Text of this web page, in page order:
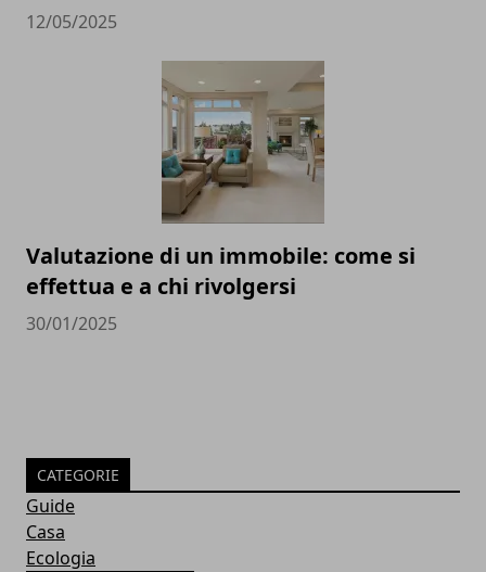
12/05/2025
Valutazione di un immobile: come si
effettua e a chi rivolgersi
30/01/2025
CATEGORIE
Guide
Casa
Ecologia